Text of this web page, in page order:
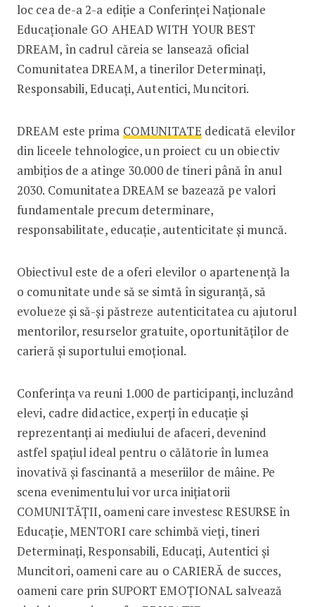
loc cea de-a 2-a ediție a Conferinței Naționale
Educaționale GO AHEAD WITH YOUR BEST
DREAM, în cadrul căreia se lansează oficial
Comunitatea DREAM, a tinerilor Determinați,
Responsabili, Educați, Autentici, Muncitori.
DREAM este prima COMUNITATE dedicată elevilor
din liceele tehnologice, un proiect cu un obiectiv
ambițios de a atinge 30.000 de tineri până în anul
2030. Comunitatea DREAM se bazează pe valori
fundamentale precum determinare,
responsabilitate, educație, autenticitate și muncă.
Obiectivul este de a oferi elevilor o apartenență la
o comunitate unde să se simtă în siguranță, să
evolueze și să-și păstreze autenticitatea cu ajutorul
mentorilor, resurselor gratuite, oportunităților de
carieră și suportului emoțional.
Conferința va reuni 1.000 de participanți, incluzând
elevi, cadre didactice, experți în educație și
reprezentanți ai mediului de afaceri, devenind
astfel spațiul ideal pentru o călătorie în lumea
inovativă și fascinantă a meseriilor de mâine. Pe
scena evenimentului vor urca inițiatorii
COMUNITĂȚII, oameni care investesc RESURSE în
Educație, MENTORI care schimbă vieți, tineri
Determinați, Responsabili, Educați, Autentici și
Muncitori, oameni care au o CARIERĂ de succes,
oameni care prin SUPORT EMOȚIONAL salvează